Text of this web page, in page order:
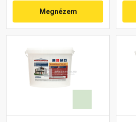
Megnézem